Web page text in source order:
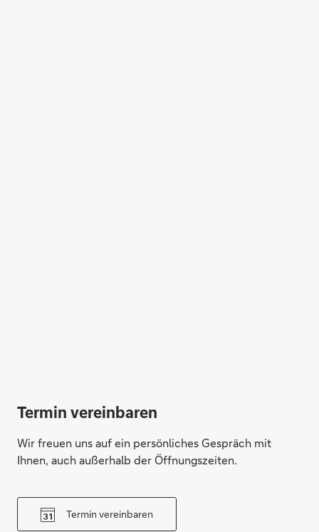
Termin vereinbaren
Wir freuen uns auf ein persönliches Gespräch mit
Ihnen, auch außerhalb der Öffnungszeiten.
Termin vereinbaren